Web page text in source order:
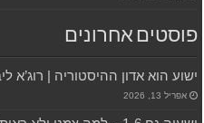
פוסטים אחרונים
ישוע הוא אדון ההיסטוריה | רוג’א
אפריל 13, 2026